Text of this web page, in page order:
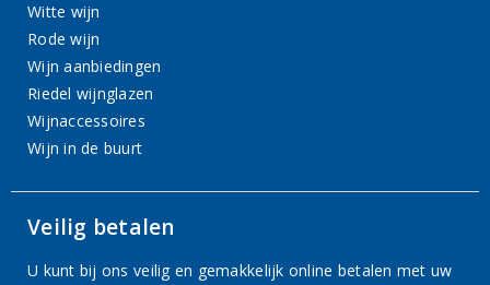
Witte wijn
Rode wijn
Wijn aanbiedingen
Riedel wijnglazen
Wijnaccessoires
Wijn in de buurt
Veilig betalen
U kunt bij ons veilig en gemakkelijk online betalen met uw